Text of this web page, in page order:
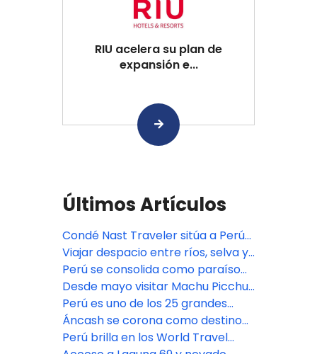
RIU acelera su plan de
expansión e...
Últimos Artículos
Condé Nast Traveler sitúa a Perú
como uno de los destinos
esenciales para el 2026
Viajar despacio entre ríos, selva y
montañas
Perú se consolida como paraíso
mundial de la aventura en 2026
Desde mayo visitar Machu Picchu
será más caro: nuevos precios
para nacionales y extranjeros
Perú es uno de los 25 grandes
destinos del mundo para viajar en
2026
Áncash se corona como destino
de aventura mundial en los
Perú brilla en los World Travel